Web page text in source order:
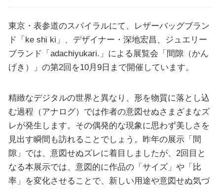
東京・表参道のスパイラルにて、レザーバッグブラン
ド「ke shi ki」、デザイナー・深地宏昌、ジュエリー
ブランド「adachiyukari.」による展覧会「間隙（かん
げき）」の第2回を10月9日まで開催しています。
精緻なデジタルの世界と異なり、形を物質に落とし込
む過程（アナログ）では作者の意図せぬさまざまなズ
レが発生します。その偶発的な現象に思わず美しさを
見出す瞬間も訪れることでしょう。昨年の展示「間
隙」では、意図せぬズレに着目しましたが、2回目と
なる本展示では、意図的に作品の「サイズ」や「比
率」を変化させることで、新しい用途や意図せぬ気づ